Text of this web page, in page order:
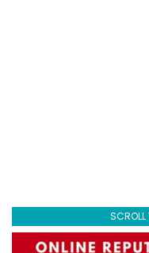
SCROLL